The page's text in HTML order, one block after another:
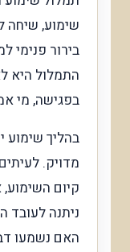
שימוע, שיחה
בירור פנימי
התמלול היא
בפגישה, מי
בהליך שימוע
מדויק.
קיום השימוע,
ניתנה לעובד
האם נשמעו